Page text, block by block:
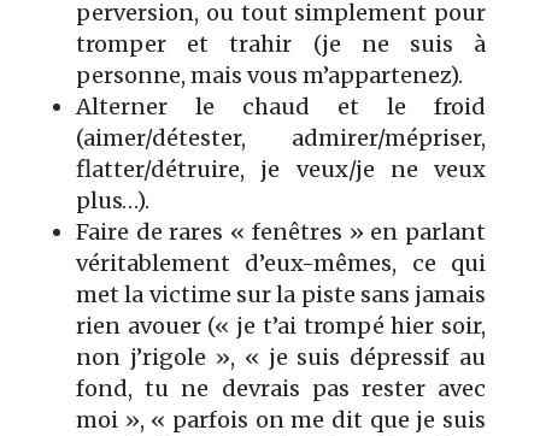
perversion, ou tout simplement pour
tromper et trahir (je ne suis à
personne, mais vous m’appartenez).
Alterner le chaud et le froid
(aimer/détester, admirer/mépriser,
flatter/détruire, je veux/je ne veux
plus…).
Faire de rares « fenêtres » en parlant
véritablement d’eux-mêmes, ce qui
met la victime sur la piste sans jamais
rien avouer (« je t’ai trompé hier soir,
non j’rigole », « je suis dépressif au
fond, tu ne devrais pas rester avec
moi », « parfois on me dit que je suis